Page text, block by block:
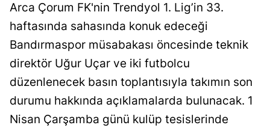
Aydın
Balıkesir
Bilecik
Bitlis
Arca Çorum FK'nin Trendyol 1. Lig’in 33.
haftasında sahasında konuk edeceği
Bandırmaspor müsabakası öncesinde teknik
direktör Uğur Uçar ve iki futbolcu
düzenlenecek basın toplantısıyla takımın son
durumu hakkında açıklamalarda bulunacak. 1
Nisan Çarşamba günü kulüp tesislerinde